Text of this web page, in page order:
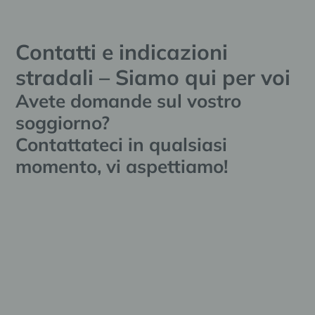
Contatti e indicazioni
stradali – Siamo qui per voi
Avete domande sul vostro
soggiorno?
Contattateci in qualsiasi
momento, vi aspettiamo!